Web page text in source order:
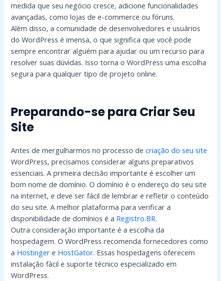
medida que seu negócio cresce, adicione funcionalidades
avançadas, como lojas de e-commerce ou fóruns.
Além disso, a comunidade de desenvolvedores e usuários
do WordPress é imensa, o que significa que você pode
sempre encontrar alguém para ajudar ou um recurso para
resolver suas dúvidas. Isso torna o WordPress uma escolha
segura para qualquer tipo de projeto online.
Preparando-se para Criar Seu
Site
Antes de mergulharmos no processo decriação do seu site
WordPress, precisamos considerar alguns preparativos
essenciais. A primeira decisão importante é escolher um
bom nome de domínio. O domínio é o endereço do seu site
na internet, e deve ser fácil de lembrar e refletir o conteúdo
do seu site. A melhor plataforma para verificar a
disponibilidade de domínios é a Registro.BR.
Outra consideração importante é a escolha da
hospedagem. O WordPress recomenda fornecedores como
a Hostinger e HostGator. Essas hospedagens oferecem
instalação fácil e suporte técnico especializado em
WordPress.